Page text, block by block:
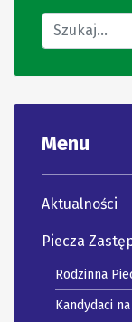
Znajdź na
Menu
Aktualności
Piecza
Rodzinna
Kandydaci